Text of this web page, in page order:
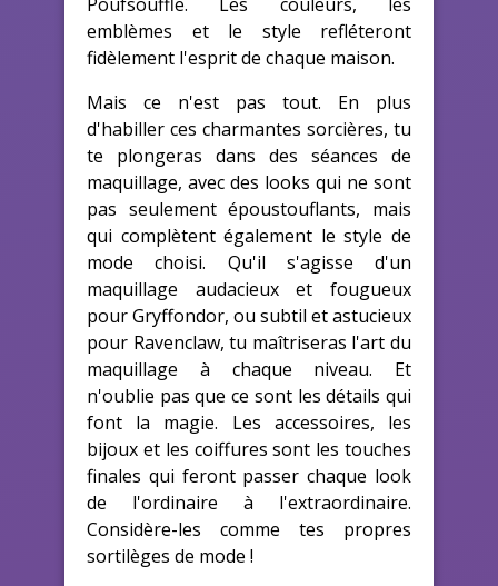
emblèmes et le style refléteront
fidèlement l'esprit de chaque maison.
Mais ce n'est pas tout. En plus
d'habiller ces charmantes sorcières, tu
te plongeras dans des séances de
maquillage, avec des looks qui ne sont
pas seulement époustouflants, mais
qui complètent également le style de
mode choisi. Qu'il s'agisse d'un
maquillage audacieux et fougueux
pour Gryffondor, ou subtil et astucieux
pour Ravenclaw, tu maîtriseras l'art du
maquillage à chaque niveau. Et
n'oublie pas que ce sont les détails qui
font la magie. Les accessoires, les
bijoux et les coiffures sont les touches
finales qui feront passer chaque look
de l'ordinaire à l'extraordinaire.
Considère-les comme tes propres
sortilèges de mode !